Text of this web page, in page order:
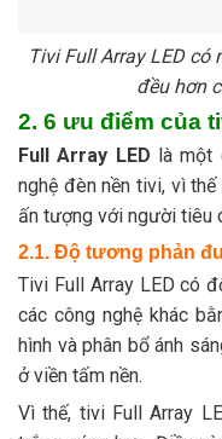
Tivi Full Array LED
đều hơn
2. 6 ưu điểm của
Full Array LED là một
nghệ đèn nền tivi, vì
ấn tượng với người tiêu
2.1. Độ tương phản
Tivi Full Array LED có
các công nghệ khác
hình và phân bổ ánh
ở viền tấm nền.
Vì thế, tivi Full Array